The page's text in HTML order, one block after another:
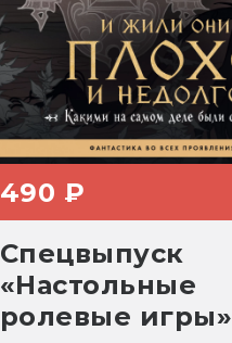
490 ₽
Спецвыпуск
«Настольные
ролевые игры»